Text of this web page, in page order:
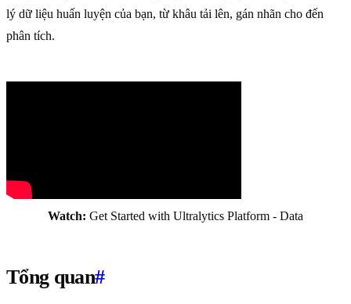
lý dữ liệu huấn luyện của bạn, từ khâu tải lên, gán nhãn cho đến
phân tích.
Watch: Get Started with Ultralytics Platform - Data
Tổng quan#